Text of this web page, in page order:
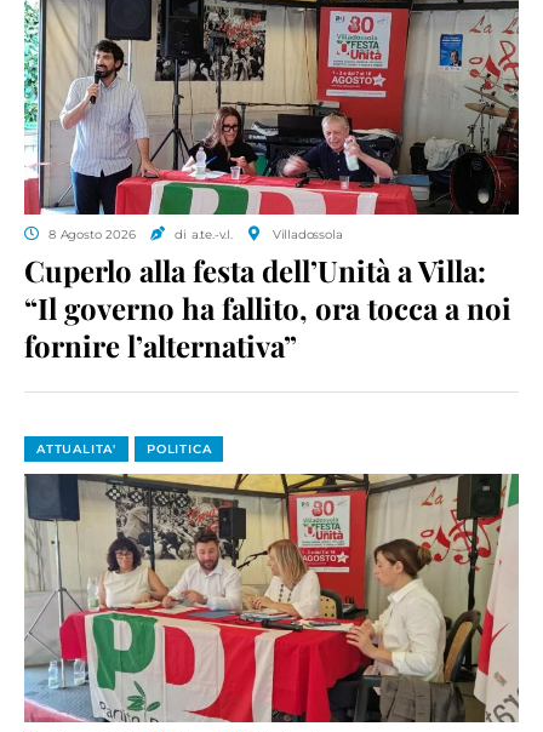
8 Agosto 2026 di a.te.-v.l. Villadossola
Cuperlo alla festa dell’Unità a Villa:
“Il governo ha fallito, ora tocca a noi
fornire l’alternativa”
ATTUALITA' POLITICA